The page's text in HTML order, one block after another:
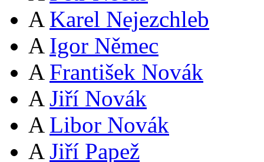
A Karel Nejezchleb
A Igor Němec
A František Novák
A Jiří Novák
A Libor Novák
A Jiří Papež